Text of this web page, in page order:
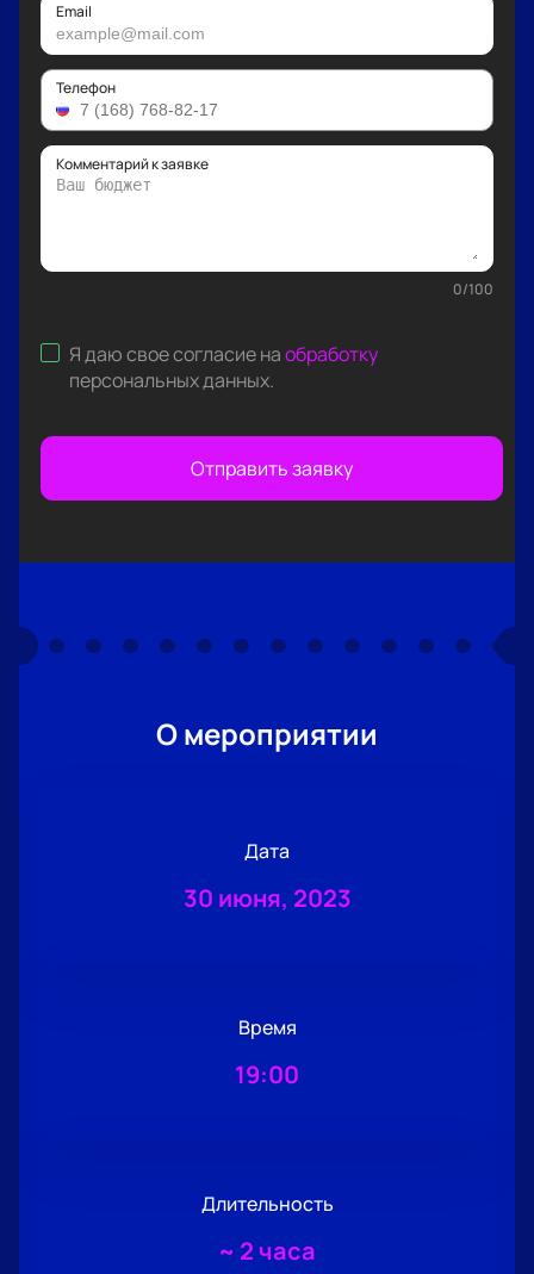
Email
Телефон
Комментарий к заявке
0/100
Я даю свое согласие наобработку
персональных данных.
Отправить заявку
О мероприятии
Дата
30 июня, 2023
Время
19:00
Длительность
~ 2 часа